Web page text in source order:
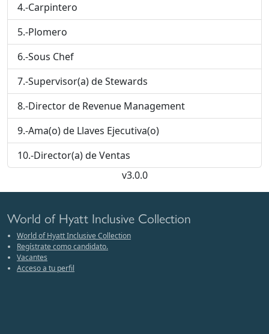
4.-Carpintero
5.-Plomero
6.-Sous Chef
7.-Supervisor(a) de Stewards
8.-Director de Revenue Management
9.-Ama(o) de Llaves Ejecutiva(o)
10.-Director(a) de Ventas
v3.0.0
World of Hyatt Inclusive Collection
World of Hyatt Inclusive Collection
Regístrate como candidato.
Vacantes
Acceso a tu perfil